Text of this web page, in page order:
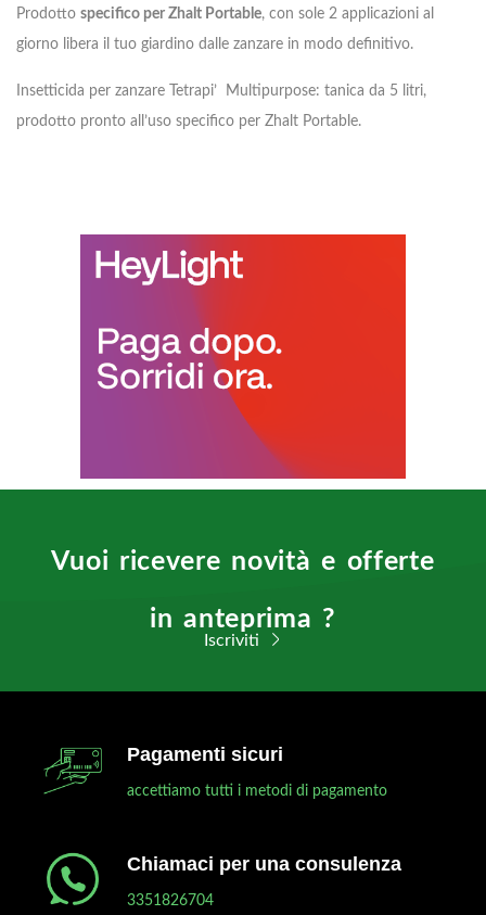
Prodotto specifico per Zhalt Portable, con sole 2 applicazioni al
giorno libera il tuo giardino dalle zanzare in modo definitivo.
Insetticida per zanzare Tetrapi’ Multipurpose: tanica da 5 litri,
prodotto pronto all’uso specifico per Zhalt Portable.
Vuoi ricevere novità e offerte
in anteprima ?
Iscriviti
Pagamenti sicuri
accettiamo tutti i metodi di pagamento
Chiamaci per una consulenza
3351826704